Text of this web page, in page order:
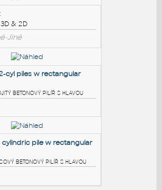
PODOBNÉ BLOKY:
:
Cap, Rectangular
cap:
cap 3D & 2D
Jiné